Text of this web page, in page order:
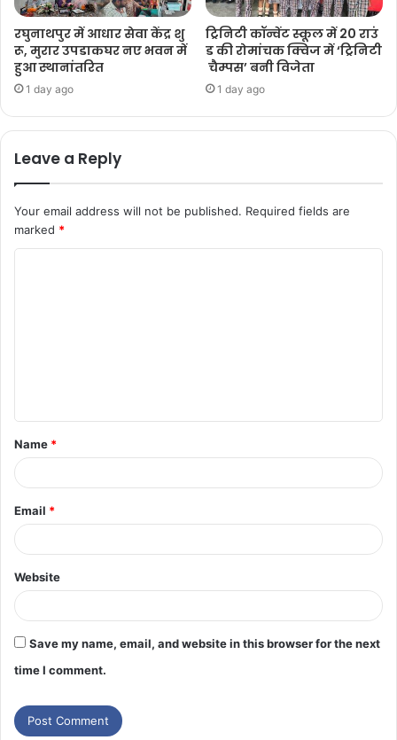
रघुनाथपुर में आधार सेवा केंद्र शु
रू, मुरार उपडाकघर नए भवन में
हुआ स्थानांतरित
1 day ago
ट्रिनिटी कॉन्वेंट स्कूल में 20 राउं
ड की रोमांचक क्विज में ‘ट्रिनिटी
चैम्पस’ बनी विजेता
1 day ago
Leave a Reply
Your email address will not be published. Required fields are
marked *
Name *
Email *
Website
Save my name, email, and website in this browser for the next
time I comment.